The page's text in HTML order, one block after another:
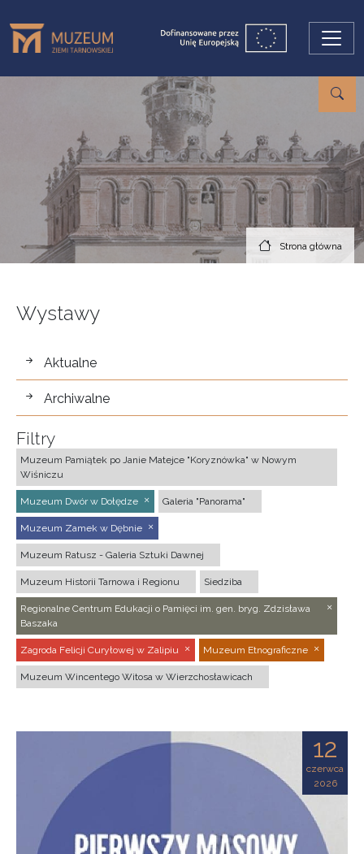
Strona główna
Wystawy
wystawy
Aktualne
Archiwalne
Filtry
Muzeum Pamiątek po Janie Matejce "Koryznówka" w Nowym
Wiśniczu
Muzeum Dwór w Dołędze Galeria "Panorama"
Muzeum Zamek w Dębnie
Muzeum Ratusz - Galeria Sztuki Dawnej
Muzeum Historii Tarnowa i Regionu Siedziba
Regionalne Centrum Edukacji o Pamięci im. gen. bryg. Zdzisława
Baszaka
Zagroda Felicji Curyłowej w Zalipiu Muzeum Etnograficzne
Muzeum Wincentego Witosa w Wierzchosławicach
12
czerwca
2026